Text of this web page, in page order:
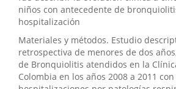
niños con antecedente de
hospitalización
Materiales y métodos. Estudio
retrospectiva de menores de dos
de Bronquiolitis atendidos en la
Colombia en los años 2008 a 2011